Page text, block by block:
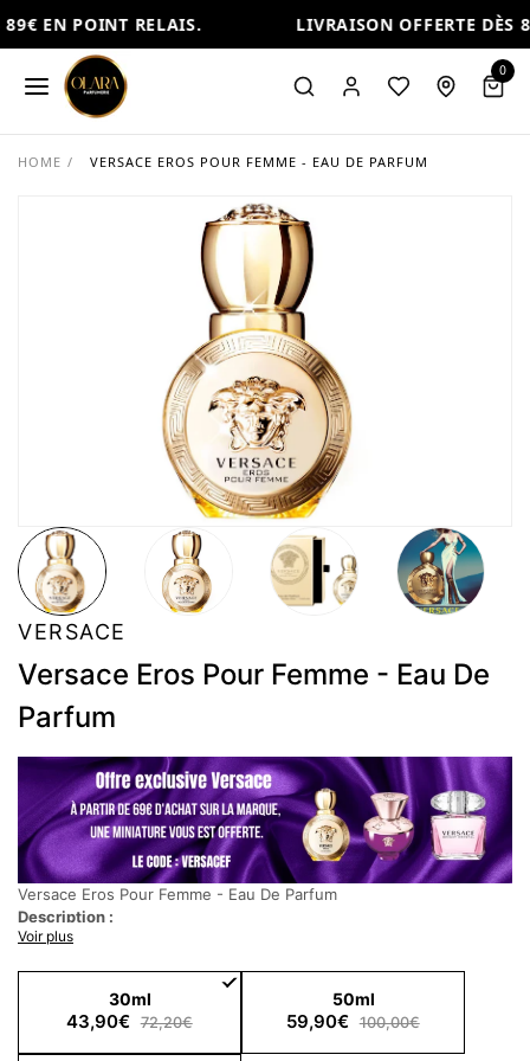
EN POINT RELAIS. LIVRAISON OFFERTE DÈS
0
HOME / VERSACE EROS POUR FEMME - EAU DE PARFUM
VERSACE
Versace Eros Pour Femme - Eau De
Parfum
Versace Eros Pour Femme - Eau De Parfum
Description :
La puissance irrésistible d'une femme habillée d’une essence
Une eau de parfum fraîche, florale et sensuelle à porter en toute
Notes Olfactives :
Notes de tête : Citron, Mandarine, Groseille, Grenade, Framboise
Voir plus
30ml
43,90€ 72,20€
50ml
59,90€ 100,00€